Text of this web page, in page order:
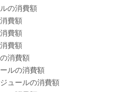
の消費額
費額
費額
費額
消費額
ルの消費額
ュールの消費額